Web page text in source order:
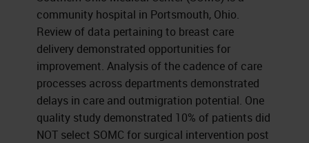
community hospital in Portsmouth, Ohio.
Review of data pertaining to breast care
delivery demonstrated opportunities for
improvement. Analysis of the cadence of care
processes across departments demonstrated
delays in care and outmigration potential. One
quality study demonstrated 10% of patients did
NOT select SOMC for surgical intervention post